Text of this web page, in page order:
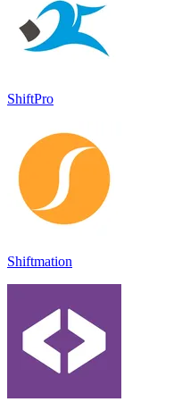
ShiftPro
Shiftmation